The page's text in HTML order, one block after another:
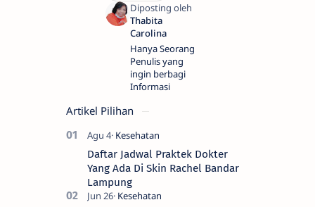
Hanya Seorang
Penulis yang
ingin berbagi
Informasi
Artikel Pilihan
Daftar Jadwal Praktek Dokter
Yang Ada Di Skin Rachel Bandar
Lampung